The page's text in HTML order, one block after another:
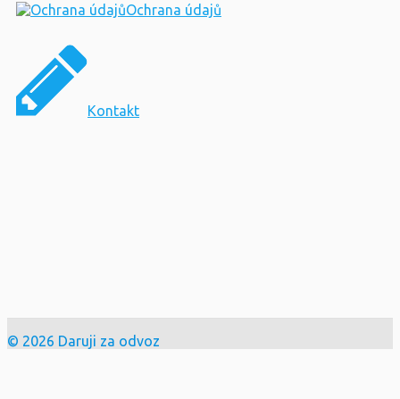
Ochrana údajů
Kontakt
© 2026 Daruji za odvoz